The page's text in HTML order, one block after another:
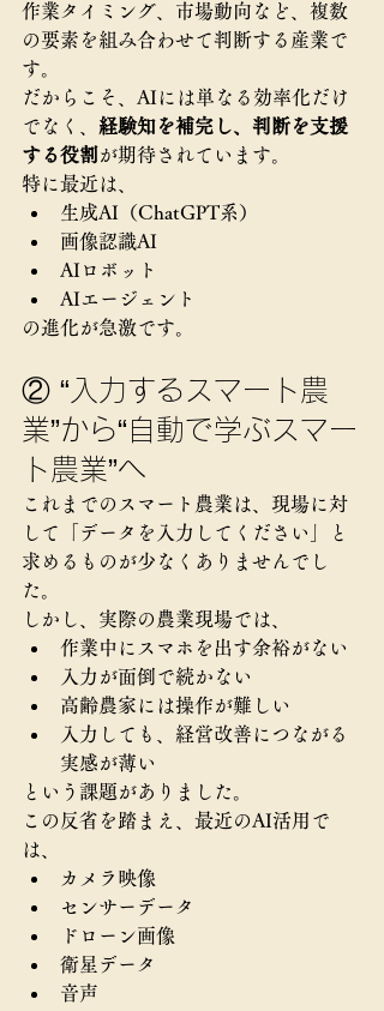
作業タイミング、市場動向など、複数
の要素を組み合わせて判断する産業で
す。
だからこそ、AIには単なる効率化だけ
でなく、 経験知を補完し、判断を支援
する役割が期待されています。
特に最近は、
生成AI（ChatGPT系）
画像認識AI
AIロボット
AIエージェント
の進化が急激です。
② “入力するスマート農
業”から“自動で学ぶスマー
ト農業”へ
これまでのスマート農業は、現場に対
して「データを入力してください」と
求めるものが少なくありませんでし
た。
しかし、実際の農業現場では、
作業中にスマホを出す余裕がない
入力が面倒で続かない
高齢農家には操作が難しい
入力しても、経営改善につながる
実感が薄い
という課題がありました。
この反省を踏まえ、最近のAI活用で
は、
カメラ映像
センサーデータ
ドローン画像
衛星データ
音声